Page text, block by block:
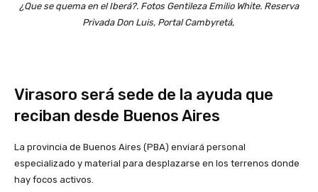
¿Que se quema en el Iberá?. Fotos Gentileza Emilio White. Reserva
Privada Don Luis, Portal Cambyretá,
Virasoro será sede de la ayuda que
reciban desde Buenos Aires
La provincia de Buenos Aires (PBA) enviará personal
especializado y material para desplazarse en los terrenos donde
hay focos activos.